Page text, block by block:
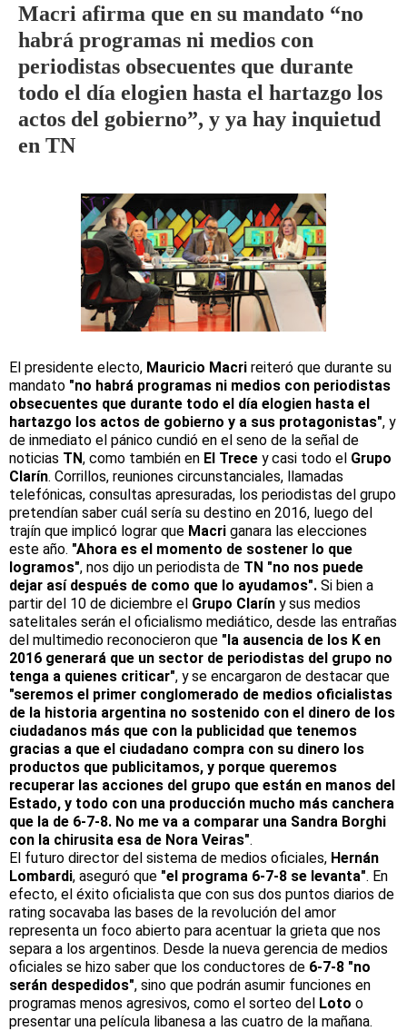
Macri afirma que en su mandato “no
habrá programas ni medios con
periodistas obsecuentes que durante
todo el día elogien hasta el hartazgo los
actos del gobierno”, y ya hay inquietud
en TN
El presidente electo, Mauricio Macri reiteró que durante su
mandato "no habrá programas ni medios con periodistas
obsecuentes que durante todo el día elogien hasta el
hartazgo los actos de gobierno y a sus protagonistas", y
de inmediato el pánico cundió en el seno de la señal de
noticias TN, como también en El Trece y casi todo el Grupo
Clarín. Corrillos, reuniones circunstanciales, llamadas
telefónicas, consultas apresuradas, los periodistas del grupo
pretendían saber cuál sería su destino en 2016, luego del
trajín que implicó lograr que Macri ganara las elecciones
este año. "Ahora es el momento de sostener lo que
logramos", nos dijo un periodista de TN "no nos puede
dejar así después de como que lo ayudamos". Si bien a
partir del 10 de diciembre el Grupo Clarín y sus medios
satelitales serán el oficialismo mediático, desde las entrañas
del multimedio reconocieron que "la ausencia de los K en
2016 generará que un sector de periodistas del grupo no
tenga a quienes criticar", y se encargaron de destacar que
"seremos el primer conglomerado de medios oficialistas
de la historia argentina no sostenido con el dinero de los
ciudadanos más que con la publicidad que tenemos
gracias a que el ciudadano compra con su dinero los
productos que publicitamos, y porque queremos
recuperar las acciones del grupo que están en manos del
Estado, y todo con una producción mucho más canchera
que la de 6-7-8. No me va a comparar una Sandra Borghi
con la chirusita esa de Nora Veiras".
El futuro director del sistema de medios oficiales, Hernán
Lombardi, aseguró que "el programa 6-7-8 se levanta". En
efecto, el éxito oficialista que con sus dos puntos diarios de
rating socavaba las bases de la revolución del amor
representa un foco abierto para acentuar la grieta que nos
separa a los argentinos. Desde la nueva gerencia de medios
oficiales se hizo saber que los conductores de 6-7-8 "no
serán despedidos", sino que podrán asumir funciones en
programas menos agresivos, como el sorteo del Loto o
presentar una película libanesa a las cuatro de la mañana.